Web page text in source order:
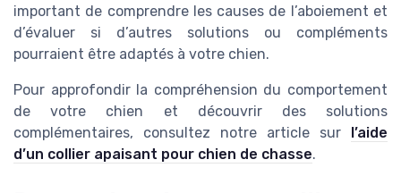
important de comprendre les causes de l’aboiement et
d’évaluer si d’autres solutions ou compléments
pourraient être adaptés à votre chien.
Pour approfondir la compréhension du comportement
de votre chien et découvrir des solutions
complémentaires, consultez notre article sur l’aide
d’un collier apaisant pour chien de chasse.